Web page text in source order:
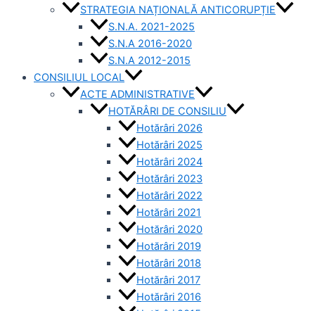
STRATEGIA NAȚIONALĂ ANTICORUPȚIE
S.N.A. 2021-2025
S.N.A 2016-2020
S.N.A 2012-2015
CONSILIUL LOCAL
ACTE ADMINISTRATIVE
HOTĂRÂRI DE CONSILIU
Hotărâri 2026
Hotărâri 2025
Hotărâri 2024
Hotărâri 2023
Hotărâri 2022
Hotărâri 2021
Hotărâri 2020
Hotărâri 2019
Hotărâri 2018
Hotărâri 2017
Hotărâri 2016